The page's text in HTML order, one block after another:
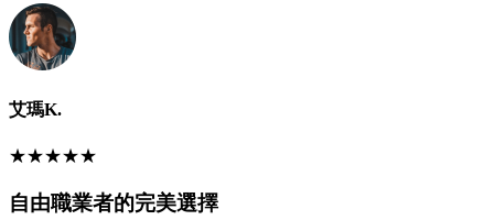
艾瑪K.
★★★★★
自由職業者的完美選擇